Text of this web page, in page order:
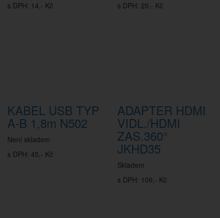
s DPH: 14,- Kč
s DPH: 20,- Kč
KABEL USB TYP
A-B 1,8m N502
Není skladem
s DPH: 45,- Kč
ADAPTER HDMI
VIDL./HDMI
ZAS.360°
JKHD35
Skladem
s DPH: 109,- Kč